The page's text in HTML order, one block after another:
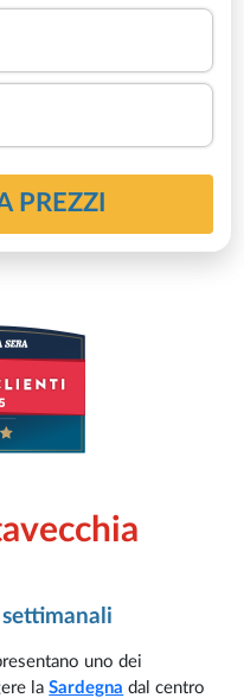
PREZZI
uno dei
laSardegna dal centro